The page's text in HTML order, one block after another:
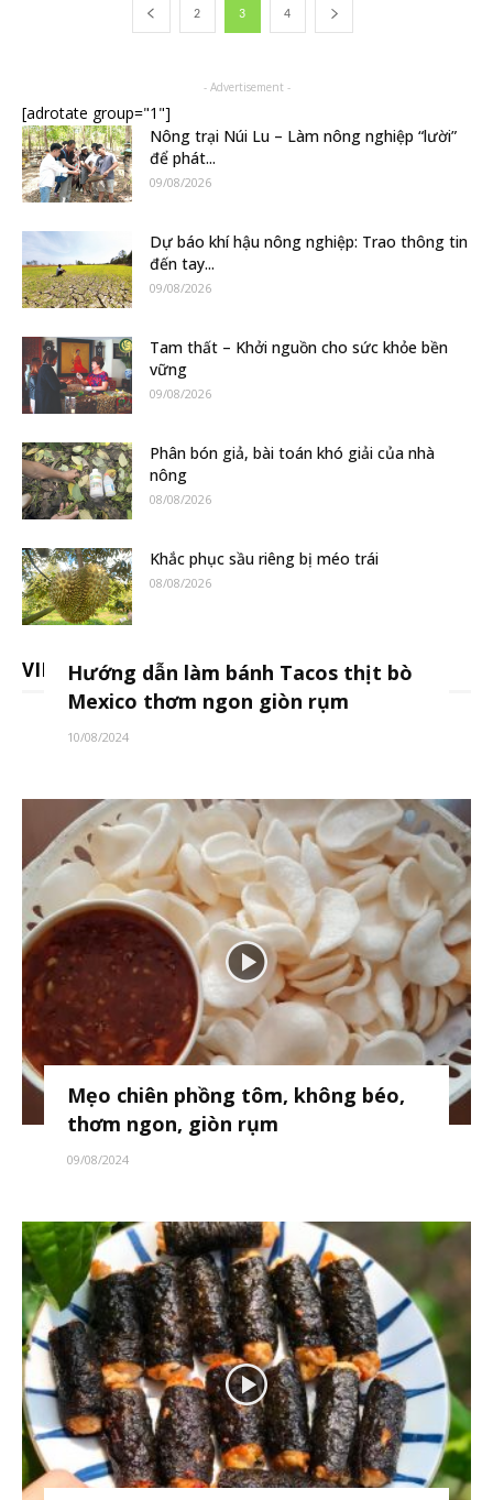
2 3 4
- Advertisement -
[adrotate group="1"]
Nông trại Núi Lu – Làm nông nghiệp “lười”
để phát...
09/08/2026
Dự báo khí hậu nông nghiệp: Trao thông tin
đến tay...
09/08/2026
Tam thất – Khởi nguồn cho sức khỏe bền
vững
09/08/2026
Phân bón giả, bài toán khó giải của nhà
nông
08/08/2026
Khắc phục sầu riêng bị méo trái
08/08/2026
VIDEOHướng dẫn làm bánh Tacos thịt bò
Mexico thơm ngon giòn rụm
10/08/2024
Mẹo chiên phồng tôm, không béo,
thơm ngon, giòn rụm
09/08/2024